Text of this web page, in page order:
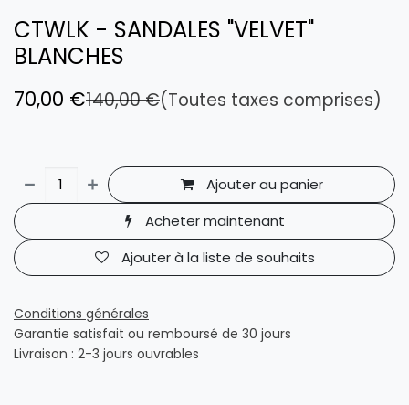
CTWLK - SANDALES "VELVET"
BLANCHES
70,00 €140,00€(Toutes taxes comprises)
Ajouter au panier
Acheter maintenant
Ajouter à la liste de souhaits
Conditions générales
Garantie satisfait ou remboursé de 30 jours
Livraison : 2-3 jours ouvrables